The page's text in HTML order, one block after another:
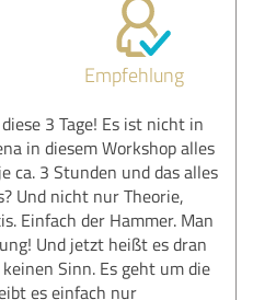
Empfehlung
3 Tage! Es ist nicht in
in diesem Workshop alles
ca. 3 Stunden und das alles
Und nicht nur Theorie,
Einfach der Hammer. Man
Und jetzt heißt es dran
Sinn. Es geht um die
es einfach nur